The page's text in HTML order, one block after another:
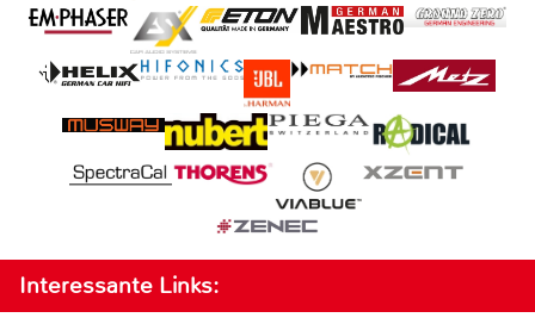
Interessante Links: